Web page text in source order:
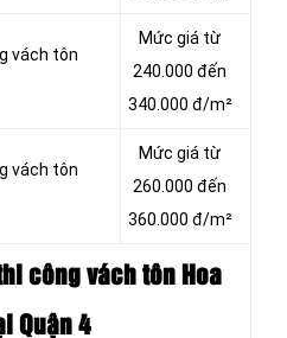
vách tôn
Mức giá từ
240.000 đến
340.000 đ/m²
vách tôn
Mức giá từ
260.000 đến
360.000 đ/m²
công vách tôn Hoa
Quận 4